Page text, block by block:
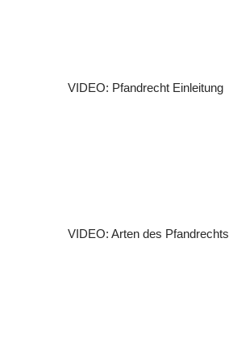
VIDEO: Pfandrecht Einleitung
VIDEO: Arten des Pfandrechts